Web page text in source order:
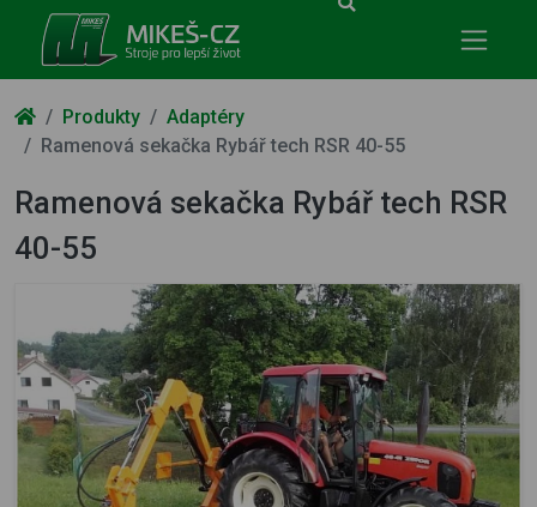
Produkty
Adaptéry
Ramenová sekačka Rybář tech RSR 40-55
Ramenová sekačka Rybář tech RSR
40-55